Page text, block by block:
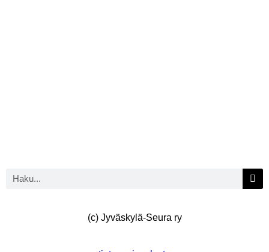
(c) Jyväskylä-Seura ry